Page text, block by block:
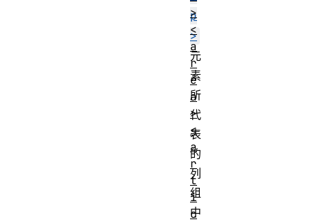
p
>
元
素
所
代
表
的
列
组
中
>
<
a
r
e
a
>
<
a
r
t
i
c